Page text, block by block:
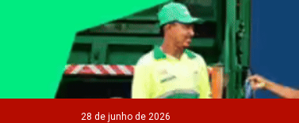
28 de junho de 2026